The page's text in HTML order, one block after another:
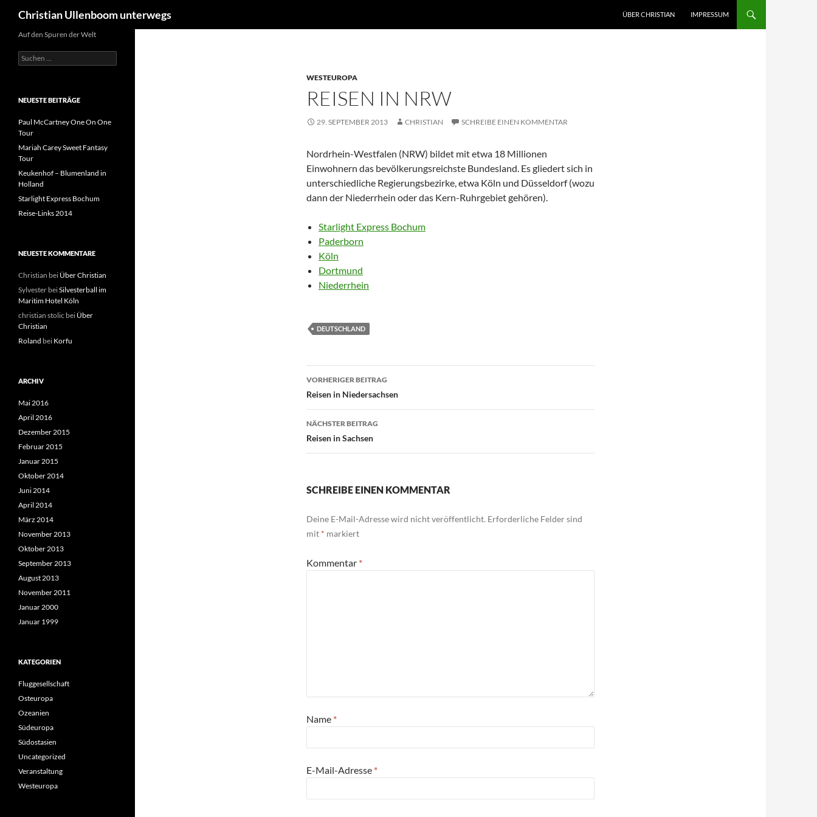
Christian Ullenboom unterwegs
ÜBER CHRISTIAN
IMPRESSUM
WESTEUROPA
REISEN IN NRW
29. SEPTEMBER 2013 CHRISTIAN SCHREIBE EINEN KOMMENTAR
Nordrhein-Westfalen (NRW) bildet mit etwa 18 Millionen
Einwohnern das bevölkerungsreichste Bundesland. Es gliedert sich in
unterschiedliche Regierungsbezirke, etwa Köln und Düsseldorf (wozu
dann der Niederrhein oder das Kern-Ruhrgebiet gehören).
Starlight Express Bochum
Paderborn
Köln
Dortmund
Niederrhein
DEUTSCHLAND
Beitragsnavigation
VORHERIGER BEITRAG
Reisen in Niedersachsen
NÄCHSTER BEITRAG
Reisen in Sachsen
SCHREIBE EINEN KOMMENTAR
Deine E-Mail-Adresse wird nicht veröffentlicht. Erforderliche Felder sind
mit * markiert
Kommentar *
Name *
E-Mail-Adresse *
Auf den Spuren der Welt
Suche
nach:
NEUESTE BEITRÄGE
Paul McCartney One On One
Tour
Mariah Carey Sweet Fantasy
Tour
Keukenhof – Blumenland in
Holland
Starlight Express Bochum
Reise-Links 2014
NEUESTE KOMMENTARE
Christian bei Über Christian
Sylvester beiSilvesterball im
Maritim Hotel Köln
christian stolic bei Über
Christian
Roland bei Korfu
ARCHIV
Mai 2016
April 2016
Dezember 2015
Februar 2015
Januar 2015
Oktober 2014
Juni 2014
April 2014
März 2014
November 2013
Oktober 2013
September 2013
August 2013
November 2011
Januar 2000
Januar 1999
KATEGORIEN
Fluggesellschaft
Osteuropa
Ozeanien
Südeuropa
Südostasien
Uncategorized
Veranstaltung
Westeuropa